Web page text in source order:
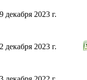
декабря 2023 г.
декабря 2023 г.